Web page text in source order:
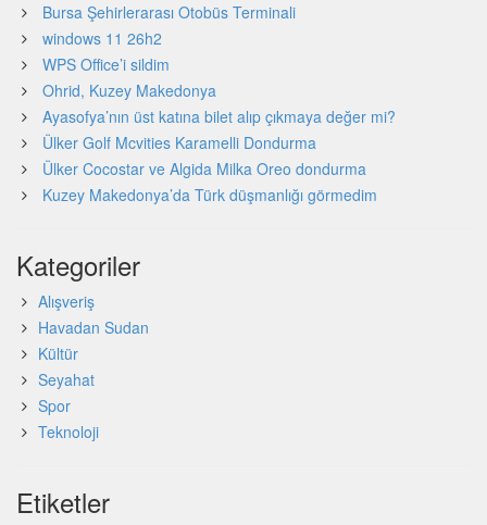
Bursa Şehirlerarası Otobüs Terminali
windows 11 26h2
WPS Office’i sildim
Ohrid, Kuzey Makedonya
Ayasofya’nın üst katına bilet alıp çıkmaya değer mi?
Ülker Golf Mcvities Karamelli Dondurma
Ülker Cocostar ve Algida Milka Oreo dondurma
Kuzey Makedonya’da Türk düşmanlığı görmedim
Kategoriler
Alışveriş
Havadan Sudan
Kültür
Seyahat
Spor
Teknoloji
Etiketler